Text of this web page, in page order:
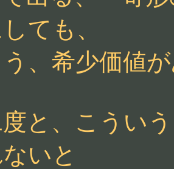
ても、
、希少価値
度と、こうい
いと